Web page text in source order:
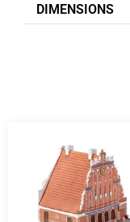
DIMENSIONS